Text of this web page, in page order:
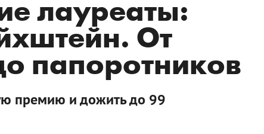
лауреаты:
От
папоротников
премию и дожить до 99